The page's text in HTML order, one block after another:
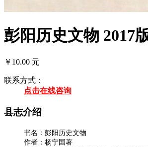
彭阳历史文物 2017
￥10.00 元
联系方式：
点击在线咨询
县志介绍
书名：彭阳历史文物
作者：杨宁国著